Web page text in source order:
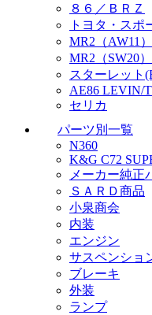
８６／ＢＲＺ
トヨタ・スポ
MR2（AW11）
MR2（SW20）
スターレット
AE86 LEVIN/
セリカ
パーツ別一覧
N360
K&G C72
メーカー純正
ＳＡＲＤ商品
小泉商会
内装
エンジン
サスペンショ
ブレーキ
外装
ランプ